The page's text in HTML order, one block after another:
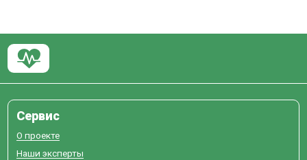
Сервис
О проекте
Наши эксперты